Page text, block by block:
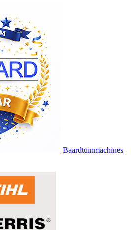
Baardtuinmachines